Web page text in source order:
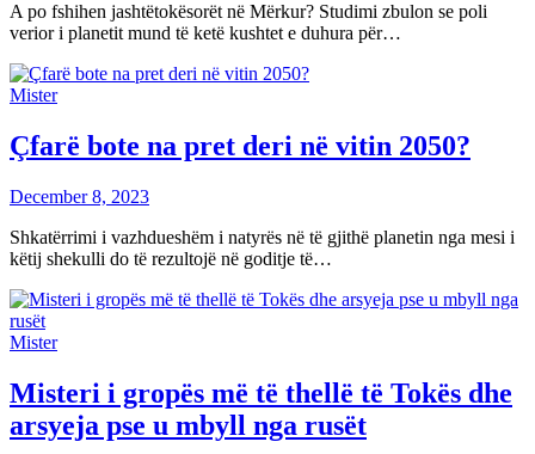
A po fshihen jashtëtokësorët në Mërkur? Studimi zbulon se poli
verior i planetit mund të ketë kushtet e duhura për…
Mister
Çfarë bote na pret deri në vitin 2050?
December 8, 2023
Shkatërrimi i vazhdueshëm i natyrës në të gjithë planetin nga mesi i
këtij shekulli do të rezultojë në goditje të…
Mister
Misteri i gropës më të thellë të Tokës dhe
arsyeja pse u mbyll nga rusët